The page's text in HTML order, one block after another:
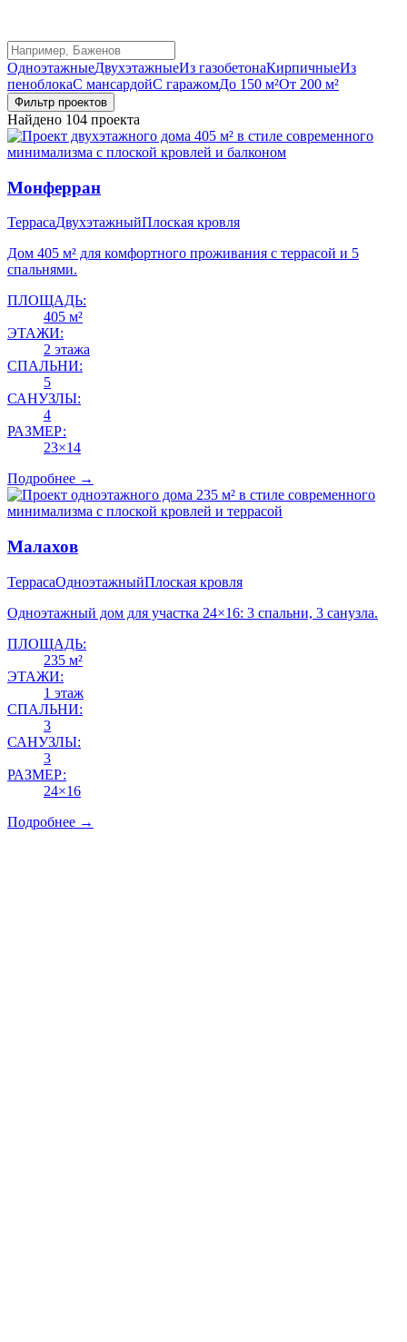
ОдноэтажныеДвухэтажныеИз газобетонаКирпичныеИз
пеноблокаС мансардойС гаражомДо 150 м²От 200 м²
Фильтр проектов
Найдено 104 проекта
Монферран
ТеррасаДвухэтажныйПлоская кровля
Дом 405 м² для комфортного проживания с террасой и 5
спальнями.
ПЛОЩАДЬ:
405 м²
ЭТАЖИ:
2 этажа
СПАЛЬНИ:
5
САНУЗЛЫ:
4
РАЗМЕР:
23×14
Подробнее →
Малахов
ТеррасаОдноэтажныйПлоская кровля
Одноэтажный дом для участка 24×16: 3 спальни, 3 санузла.
ПЛОЩАДЬ:
235 м²
ЭТАЖИ:
1 этаж
СПАЛЬНИ:
3
САНУЗЛЫ:
3
РАЗМЕР:
24×16
Подробнее →